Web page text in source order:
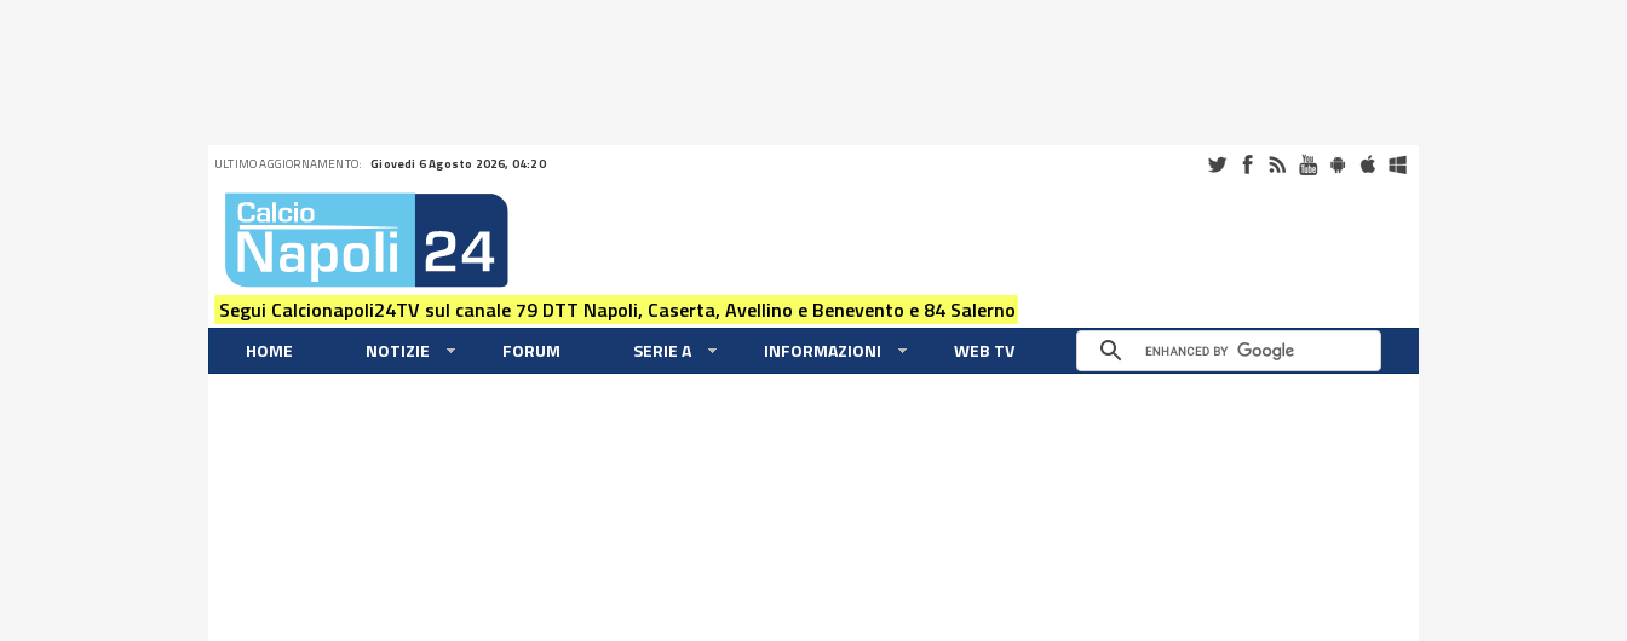
ULTIMO AGGIORNAMENTO: Giovedi 6 Agosto 2026, 04:20
Segui Calcionapoli24TV sul canale 79 DTT Napoli, Caserta, Avellino e Benevento e 84 Salerno
HOME NOTIZIE FORUM SERIE A INFORMAZIONI WEB TV